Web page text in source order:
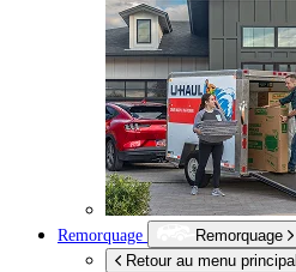
Remorquage
Remorquage
Retour au menu principal